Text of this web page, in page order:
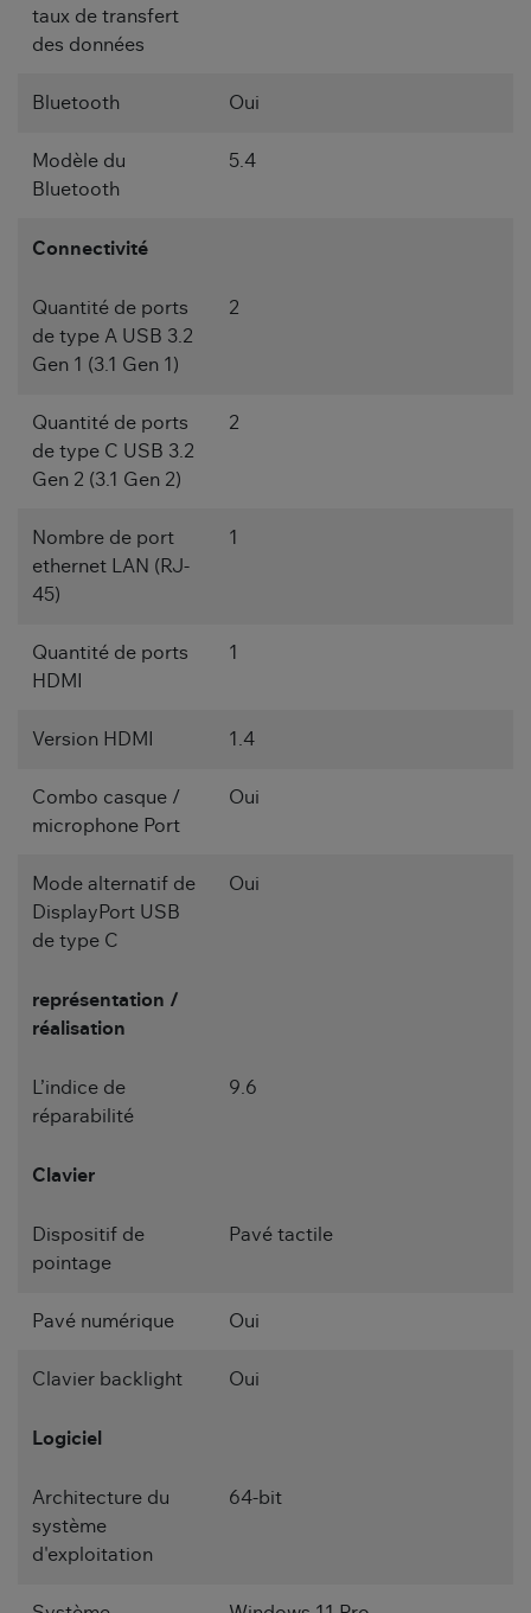
taux de transfert
des données
Bluetooth Oui
Modèle du
Bluetooth
5.4
Connectivité
Quantité de ports
de type A USB 3.2
Gen 1 (3.1 Gen 1)
2
Quantité de ports
de type C USB 3.2
Gen 2 (3.1 Gen 2)
2
Nombre de port
ethernet LAN (RJ-
45)
1
Quantité de ports
HDMI
1
Version HDMI 1.4
Combo casque /
microphone Port
Oui
Mode alternatif de
DisplayPort USB
de type C
Oui
représentation /
réalisation
L’indice de
réparabilité
9.6
Clavier
Dispositif de
pointage
Pavé tactile
Pavé numérique Oui
Clavier backlight Oui
Logiciel
Architecture du
système
d'exploitation
64-bit